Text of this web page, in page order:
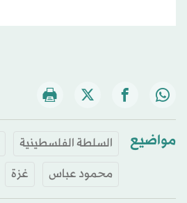
مواضيع السلطة الفلسطينية
محمود عباس
غزة